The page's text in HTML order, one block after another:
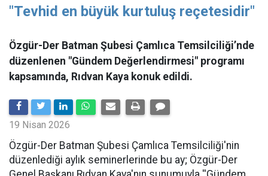
"Tevhid en büyük kurtuluş reçetesidir"
Özgür-Der Batman Şubesi Çamlıca Temsilciliği’nde
düzenlenen "Gündem Değerlendirmesi" programı
kapsamında, Rıdvan Kaya konuk edildi.
19 Nisan 2026
​Özgür-Der Batman Şubesi Çamlıca Temsilciliği'nin
düzenlediği aylık seminerlerinde bu ay; Özgür-Der